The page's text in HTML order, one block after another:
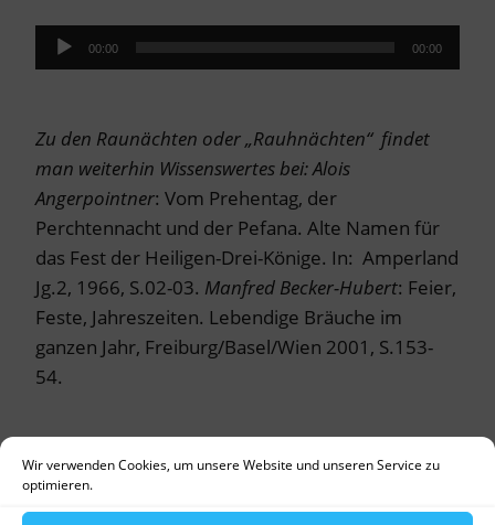
Wir verwenden Cookies, um unsere Website und unseren Service zu
optimieren.
Audio-
Player
00:00 00:00
Zu den Raunächten oder „Rauhnächten“ findet
man weiterhin Wissenswertes bei:Alois
Angerpointner: Vom Prehentag, der
Perchtennacht und der Pefana. Alte Namen für
das Fest der Heiligen-Drei-Könige. In: Amperland
Jg.2, 1966, S.02-03. Manfred Becker-Hubert: Feier,
Feste, Jahreszeiten. Lebendige Bräuche im
ganzen Jahr, Freiburg/Basel/Wien 2001, S.153-
54.